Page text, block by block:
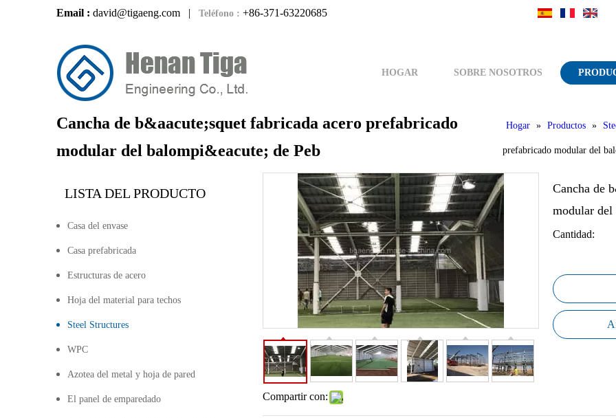
Email : david@tigaeng.com | Teléfono : +86-371-63220685
HOGAR SOBRE NOSOTROS
Cancha de b&aacute;squet fabricada acero prefabricado
modular del balompi&eacute; de Peb
Hogar » Productos »
prefabricado modular del
LISTA DEL PRODUCTO
Casa del envase
Casa prefabricada
Estructuras de acero
Hoja del material para techos
Steel Structures
WPC
Azotea del metal y hoja de pared
El panel de emparedado Compartir con:
Cancha de
modular
Cantidad: